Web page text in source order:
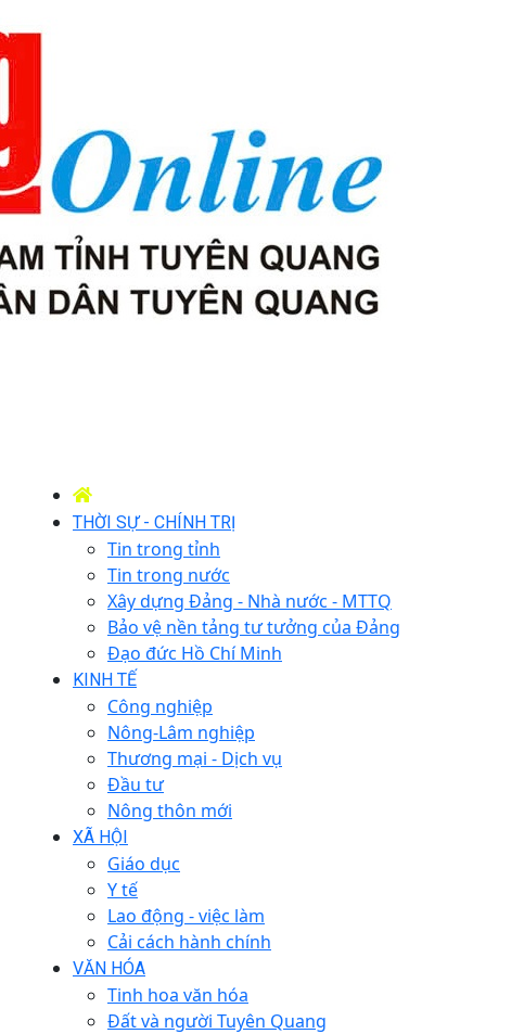
THỜI SỰ - CHÍNH TRỊ
Tin trong tỉnh
Tin trong nước
Xây dựng Đảng - Nhà nước - MTTQ
Bảo vệ nền tảng tư tưởng của Đảng
Đạo đức Hồ Chí Minh
KINH TẾ
Công nghiệp
Nông-Lâm nghiệp
Thương mại - Dịch vụ
Đầu tư
Nông thôn mới
XÃ HỘI
Giáo dục
Y tế
Lao động - việc làm
Cải cách hành chính
VĂN HÓA
Tinh hoa văn hóa
Đất và người Tuyên Quang